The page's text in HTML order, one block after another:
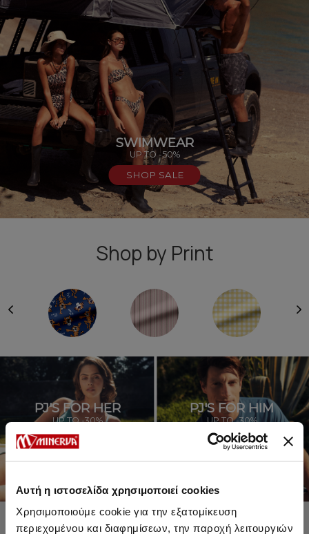
Αυτή η ιστοσελίδα χρησιμοποιεί cookies
Χρησιμοποιούμε cookie για την εξατομίκευση
περιεχομένου και διαφημίσεων, την παροχή λειτουργιών
SWIMWEAR
UP TO -50%
SHOP SALE
Shop by Print
PJ'S FOR HER
UP TO -30%
SHOP SALE
PJ'S FOR HIM
UP TO -30%
SHOP SALE